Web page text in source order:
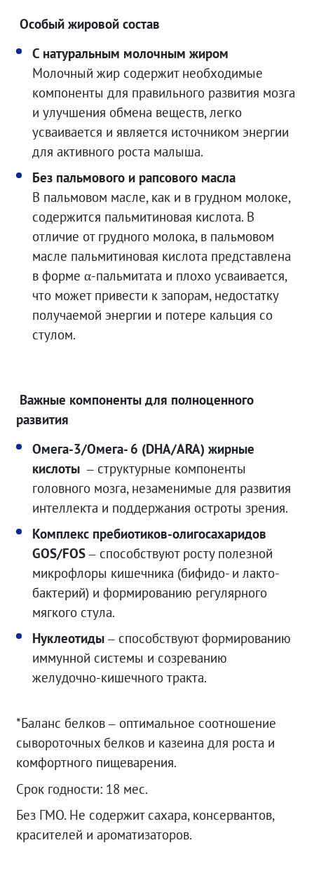
Особый жировой состав
С натуральным молочным жиром
Молочный жир содержит необходимые
компоненты для правильного развития мозга
и улучшения обмена веществ, легко
усваивается и является источником энергии
для активного роста малыша.
Без пальмового и рапсового масла
В пальмовом масле, как и в грудном молоке,
содержится пальмитиновая кислота. В
отличие от грудного молока, в пальмовом
масле пальмитиновая кислота представлена
в форме α-пальмитата и плохо усваивается,
что может привести к запорам, недостатку
получаемой энергии и потере кальция со
стулом.
Важные компоненты для полноценного
развития
Омега-3/Омега- 6 (DHA/ARA) жирные
кислоты – структурные компоненты
головного мозга, незаменимые для развития
интеллекта и поддержания остроты зрения.
Комплекс пребиотиков-олигосахаридов
GOS/FOS– способствуют росту полезной
микрофлоры кишечника (бифидо- и лакто-
бактерий) и формированию регулярного
мягкого стула.
Нуклеотиды– способствуют формированию
иммунной системы и созреванию
желудочно-кишечного тракта.
*Баланс белков – оптимальное соотношение
сывороточных белков и казеина для роста и
комфортного пищеварения.
Срок годности: 18 мес.
Без ГМО. Не содержит сахара, консервантов,
красителей и ароматизаторов.